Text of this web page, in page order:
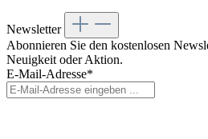
Newsletter
Abonnieren Sie den kostenlosen
Neuigkeit oder Aktion.
E-Mail-Adresse*